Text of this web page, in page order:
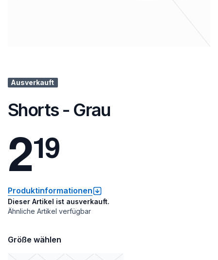
Ausverkauft
Shorts - Grau
219
Produktinformationen
Dieser Artikel ist ausverkauft.
Ähnliche Artikel verfügbar
Größe wählen